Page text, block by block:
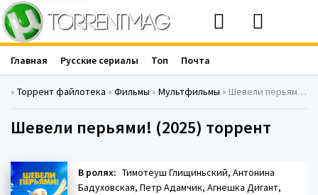
» Торрент файлотека » Фильмы » Мультфильмы » Шевели перьями! (2025)
Шевели перьями! (2025) торрент
В ролях: Тимотеуш Глищиньский, Антонина
Бадуховская, Петр Адамчик, Агнешка Дигант,
Главная Русские сериалы Топ Почта